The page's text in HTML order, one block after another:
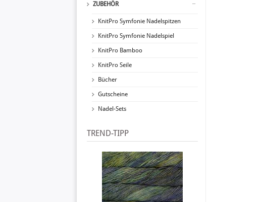
ZUBEHÖR
KnitPro Symfonie Nadelspitzen
KnitPro Symfonie Nadelspiel
KnitPro Bamboo
KnitPro Seile
Bücher
Gutscheine
Nadel-Sets
TREND-TIPP